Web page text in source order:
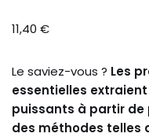
11,40 €
Le saviez-vous ? Les
essentielles
puissants à partir
des méthodes telles